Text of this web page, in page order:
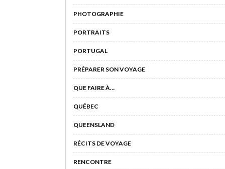
PHOTOGRAPHIE
PORTRAITS
PORTUGAL
PRÉPARER SON VOYAGE
QUE FAIRE À…
QUÉBEC
QUEENSLAND
RÉCITS DE VOYAGE
RENCONTRE